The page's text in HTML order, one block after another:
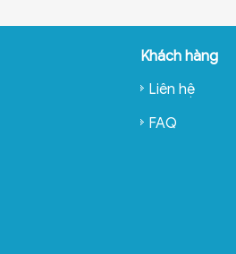
Khách hàng
Liên hệ
FAQ